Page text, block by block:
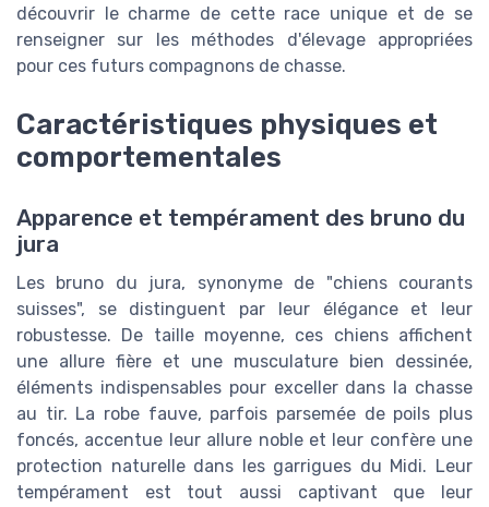
découvrir le charme de cette race unique et de se
renseigner sur les méthodes d'élevage appropriées
pour ces futurs compagnons de chasse.
Caractéristiques physiques et
comportementales
Apparence et tempérament des bruno du
jura
Les bruno du jura, synonyme de "chiens courants
suisses", se distinguent par leur élégance et leur
robustesse. De taille moyenne, ces chiens affichent
une allure fière et une musculature bien dessinée,
éléments indispensables pour exceller dans la chasse
au tir. La robe fauve, parfois parsemée de poils plus
foncés, accentue leur allure noble et leur confère une
protection naturelle dans les garrigues du Midi. Leur
tempérament est tout aussi captivant que leur